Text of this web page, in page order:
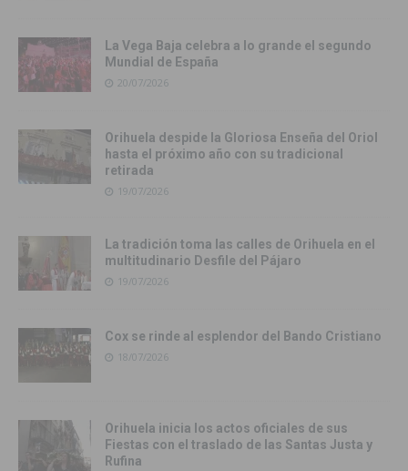
La Vega Baja celebra a lo grande el segundo
Mundial de España
20/07/2026
Orihuela despide la Gloriosa Enseña del Oriol
hasta el próximo año con su tradicional
retirada
19/07/2026
La tradición toma las calles de Orihuela en el
multitudinario Desfile del Pájaro
19/07/2026
Cox se rinde al esplendor del Bando Cristiano
18/07/2026
Orihuela inicia los actos oficiales de sus
Fiestas con el traslado de las Santas Justa y
Rufina